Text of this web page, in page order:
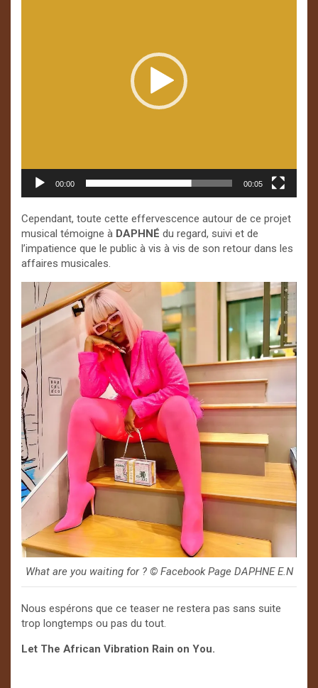
00:00 00:05
Cependant, toute cette effervescence autour de ce projet
musical témoigne à DAPHNÉ du regard, suivi et de
l’impatience que le public à vis à vis de son retour dans les
affaires musicales.
What are you waiting for ? ©️ Facebook Page DAPHNE E.N
Nous espérons que ce teaser ne restera pas sans suite
trop longtemps ou pas du tout.
Let The African Vibration Rain on You.